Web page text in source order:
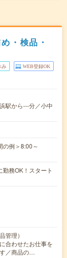
・検品・
み WEB登録OK
駅から---分／小中
の例＞8:00～
務OK！スタート
管理）
合わせたお仕事を
／商品の…